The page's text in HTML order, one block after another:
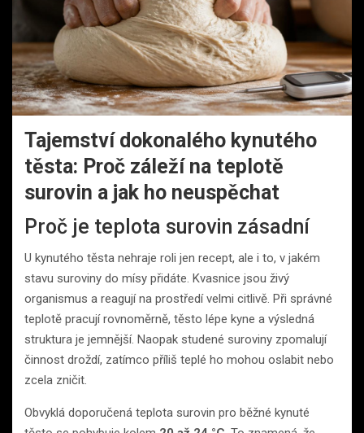
Tajemství dokonalého kynutého
těsta: Proč záleží na teplotě
surovin a jak ho neuspěchat
Proč je teplota surovin zásadní
U kynutého těsta nehraje roli jen recept, ale i to, v jakém
stavu suroviny do mísy přidáte. Kvasnice jsou živý
organismus a reagují na prostředí velmi citlivě. Při správné
teplotě pracují rovnoměrně, těsto lépe kyne a výsledná
struktura je jemnější. Naopak studené suroviny zpomalují
činnost droždí, zatímco příliš teplé ho mohou oslabit nebo
zcela zničit.
Obvyklá doporučená teplota surovin pro běžné kynuté